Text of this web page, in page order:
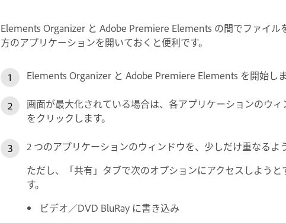
Elements Organizer と Adobe Premiere Elements の間でファイ
方のアプリケーションを開いておくと便利です。
Elements Organizer と Adobe Premiere Elements を開始しま
画面が最大化されている場合は、各アプリケーションのウ
をクリックします。
2 つのアプリケーションのウィンドウを、少しだけ重なるよ
ただし、「共有」タブで次のオプションにアクセスしよう
す。
ビデオ／DVD BluRay に書き込み